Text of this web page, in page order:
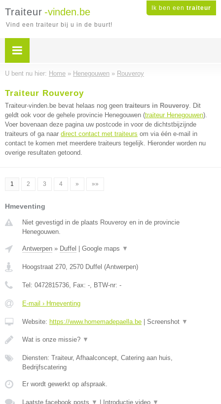
Ik ben een traiteur
Traiteur -vinden.be
Vind een traiteur bij u in de buurt!
U bent nu hier: Home » Henegouwen » Rouveroy
Traiteur Rouveroy
Traiteur-vinden.be bevat helaas nog geen traiteurs in Rouveroy. Dit
geldt ook voor de gehele provincie Henegouwen (traiteur Henegouwen).
Voer bovenaan deze pagina uw postcode in voor de dichtstbijzijnde
traiteurs of ga naar direct contact met traiteurs om via één e-mail in
contact te komen met meerdere traiteurs tegelijk. Hieronder worden nu
overige resultaten getoond.
1 2 3 4 » »»
Hmeventing
Niet gevestigd in de plaats Rouveroy en in de provincie
Henegouwen.
Antwerpen » Duffel Google maps ▼
Hoogstraat 270, 2570 Duffel (Antwerpen)
Tel: 0472815736, Fax: -, BTW-nr: -
E-mail › Hmeventing
Website: https://www.homemadepaella.be Screenshot ▼
Wat is onze missie? ▼
Diensten: Traiteur, Afhaalconcept, Catering aan huis,
Bedrijfscatering
Er wordt gewerkt op afspraak.
Laatste facebook posts ▼ Introductie video ▼